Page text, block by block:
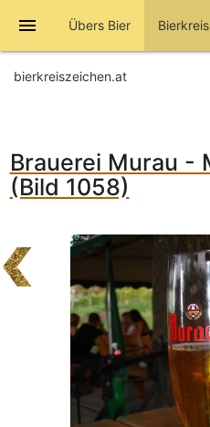
menu Übers Bier
bierkreiszeichen.at
Brauerei Murau -
(Bild 1058)